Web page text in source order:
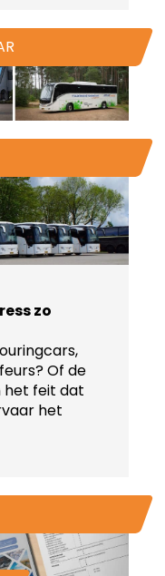
zo
Of de
het feit dat
het